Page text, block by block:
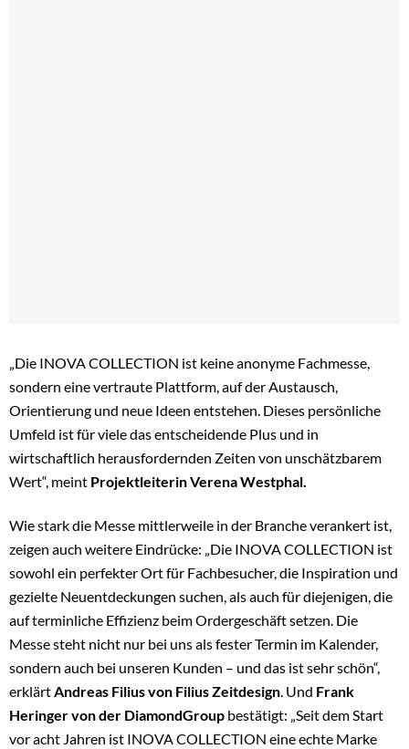
„Die INOVA COLLECTION ist keine anonyme Fachmesse,
sondern eine vertraute Plattform, auf der Austausch,
Orientierung und neue Ideen entstehen. Dieses persönliche
Umfeld ist für viele das entscheidende Plus und in
wirtschaftlich herausfordernden Zeiten von unschätzbarem
Wert“, meint Projektleiterin Verena Westphal.
Wie stark die Messe mittlerweile in der Branche verankert ist,
zeigen auch weitere Eindrücke: „Die INOVA COLLECTION ist
sowohl ein perfekter Ort für Fachbesucher, die Inspiration und
gezielte Neuentdeckungen suchen, als auch für diejenigen, die
auf terminliche Effizienz beim Ordergeschäft setzen. Die
Messe steht nicht nur bei uns als fester Termin im Kalender,
sondern auch bei unseren Kunden – und das ist sehr schön“,
erklärtAndreas Filius von Filius Zeitdesign. Und Frank
Heringer von der DiamondGroup bestätigt: „Seit dem Start
vor acht Jahren ist INOVA COLLECTION eine echte Marke